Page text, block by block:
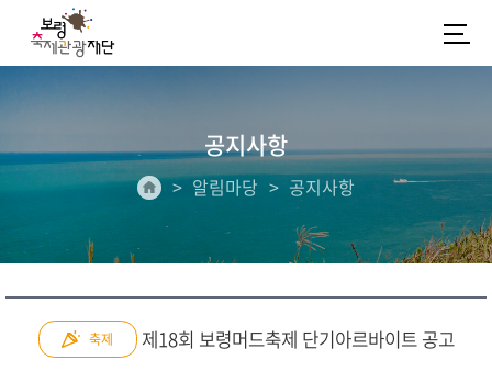
공지사항
알림마당 공지사항
축제 제18회 보령머드축제 단기아르바이트 공고